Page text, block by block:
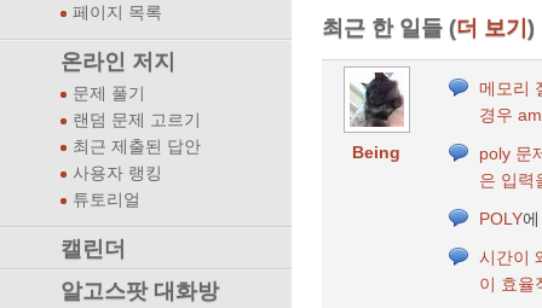
페이지 목록
온라인 저지
문제 풀기
랜덤 문제 고르기
최근 제출된 답안
사용자 랭킹
튜토리얼
캘린더
알고스팟 대화방
최근 한 일들 (더 보기)
Being
메모리
경우
poly 문
은 입력
POLY
시간이
이 효율